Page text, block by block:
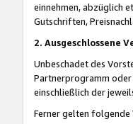
einnehmen, abzüglich
Gutschriften,
2. Ausgeschlossene
Unbeschadet des
Partnerprogramm oder
einschließlich der
Ferner gelten folgende